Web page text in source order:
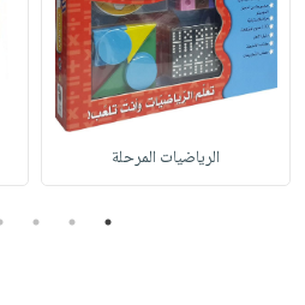
الرياضيات المرحلة
1
2
3